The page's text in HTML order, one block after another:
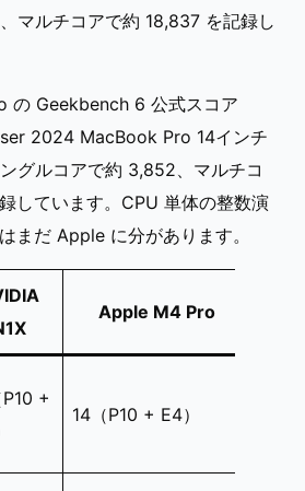
マルチコアで約 18,837 を記録し
の Geekbench 6 公式スコア
2024 MacBook Pro 14インチ
グルコアで約 3,852、マルチコ
しています。CPU 単体の整数演
まだ Apple に分があります。
Apple M4 Pro
+
14（P10 + E4）